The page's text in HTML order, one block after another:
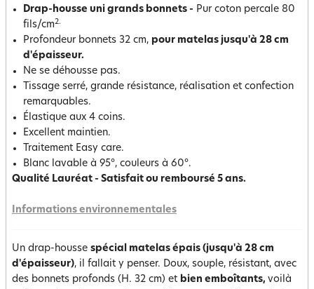
Drap-housse uni grands bonnets - Pur coton percale 80
fils/cm2.
Profondeur bonnets 32 cm, pour matelas jusqu'à 28 cm
d'épaisseur.
Ne se déhousse pas.
Tissage serré, grande résistance, réalisation et confection
remarquables.
Élastique aux 4 coins.
Excellent maintien.
Traitement Easy care.
Blanc lavable à 95°, couleurs à 60°.
Qualité Lauréat - Satisfait ou remboursé 5 ans.
Informations environnementales
Un drap-housse spécial matelas épais (jusqu'à 28 cm
d'épaisseur), il fallait y penser. Doux, souple, résistant, avec
des bonnets profonds (H. 32 cm) et bien emboîtants, voilà